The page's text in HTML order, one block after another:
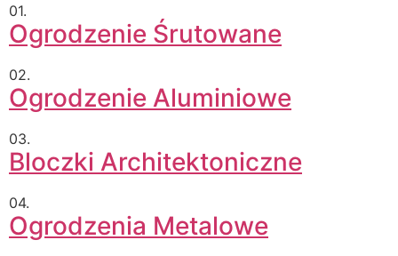
01.
Ogrodzenie Śrutowane
02.
Ogrodzenie Aluminiowe
03.
Bloczki Architektoniczne
04.
Ogrodzenia Metalowe